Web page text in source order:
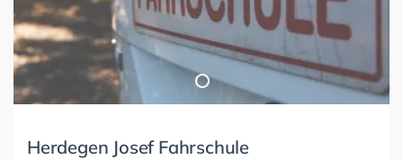
Herdegen Josef Fahrschule